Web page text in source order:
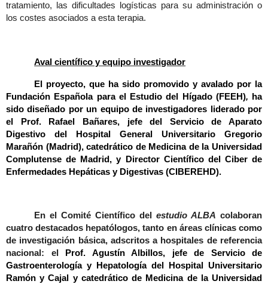
tratamiento, las dificultades logísticas para su administración o
los costes asociados a esta terapia.
Aval científico y equipo investigador
El proyecto, que ha sido promovido y avalado por la
Fundación Española para el Estudio del Hígado (FEEH), ha
sido diseñado por un equipo de investigadores liderado por
el Prof. Rafael Bañares, jefe del Servicio de Aparato
Digestivo del Hospital General Universitario Gregorio
Marañón (Madrid), catedrático de Medicina de la Universidad
Complutense de Madrid, y Director Científico del Ciber de
Enfermedades Hepáticas y Digestivas (CIBEREHD).
En el Comité Científico delestudio ALBA colaboran
cuatro destacados hepatólogos, tanto en áreas clínicas como
de investigación básica, adscritos a hospitales de referencia
nacional: el
Prof. Agustín Albillos, jefe de Servicio de
Gastroenterología y Hepatologíadel
Hospital Universitario
Ramón y Cajal y catedrático de Medicina de la Universidad